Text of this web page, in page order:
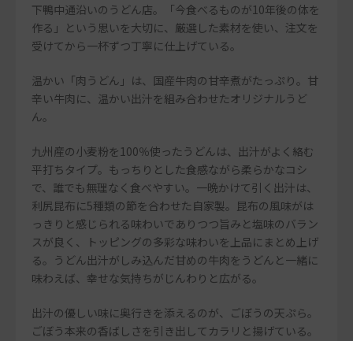
下鴨中通沿いのうどん店。「今食べるものが10年後の体を
作る」という思いを大切に、厳選した素材を使い、注文を
受けてから一杯ずつ丁寧に仕上げている。
温かい「肉うどん」は、国産牛肉の甘辛煮がたっぷり。甘
辛い牛肉に、温かい出汁を組み合わせたオリジナルうど
ん。
九州産の小麦粉を100％使ったうどんは、出汁がよく絡む
平打ちタイプ。もっちりとした食感ながら柔らかなコシ
で、誰でも無理なく食べやすい。一晩かけて引く出汁は、
利尻昆布に5種類の節を合わせた自家製。昆布の風味がは
っきりと感じられる味わいでありつつ旨みと塩味のバラン
スが良く、トッピングの多彩な味わいを上品にまとめ上げ
る。うどん出汁がしみ込んだ甘めの牛肉をうどんと一緒に
味わえば、幸せな気持ちがじんわりと広がる。
出汁の優しい味に奥行きを添えるのが、ごぼうの天ぷら。
ごぼう本来の香ばしさを引き出してカラリと揚げている。